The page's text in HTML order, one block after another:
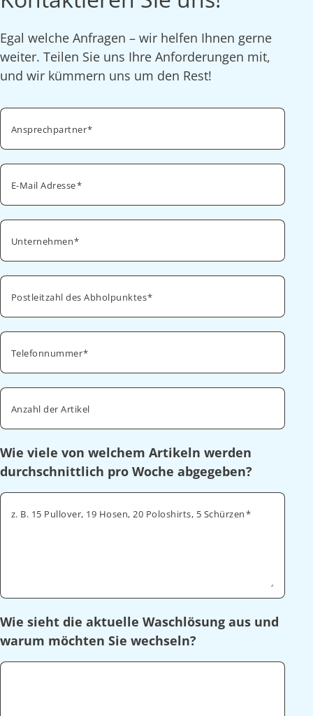
Egal welche Anfragen – wir helfen Ihnen gerne
weiter. Teilen Sie uns Ihre Anforderungen mit,
und wir kümmern uns um den Rest!
Ansprechpartner
E-Mail Adresse
Unternehmen
Postleitzahl des Abholpunktes
Telefonnummer
Anzahl der Artikel
Wie viele von welchem Artikeln werden
durchschnittlich pro Woche abgegeben?
z. B. 15 Pullover, 19 Hosen, 20 Poloshirts, 5 Schürzen
Wie sieht die aktuelle Waschlösung aus und
warum möchten Sie wechseln?